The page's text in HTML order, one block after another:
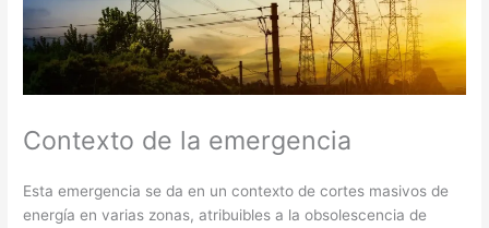
Contexto de la emergencia
Esta emergencia se da en un contexto de cortes masivos de
energía en varias zonas, atribuibles a la obsolescencia de